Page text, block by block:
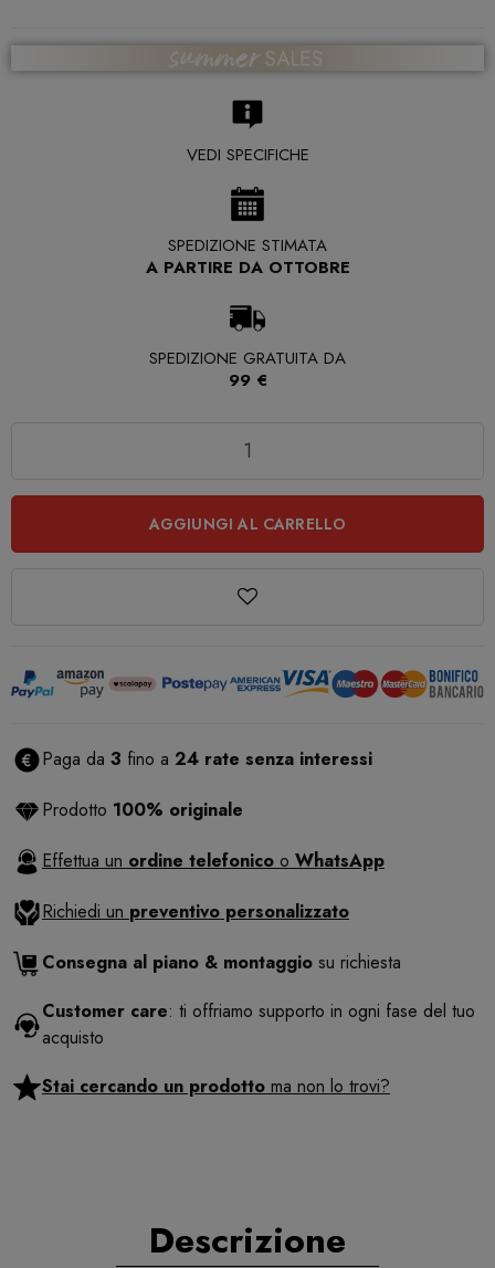
VEDI SPECIFICHE
SPEDIZIONE STIMATA
A PARTIRE DA OTTOBRE
SPEDIZIONE GRATUITA DA
99 €
AGGIUNGI AL CARRELLO
Paga da 3 fino a 24 rate senza interessi
Prodotto 100% originale
Effettua un ordine telefonico o WhatsApp
Richiedi un preventivo personalizzato
Consegna al piano & montaggio su richiesta
Customer care: ti offriamo supporto in ogni fase del tuo
acquisto
Stai cercando un prodotto ma non lo trovi?
Descrizione